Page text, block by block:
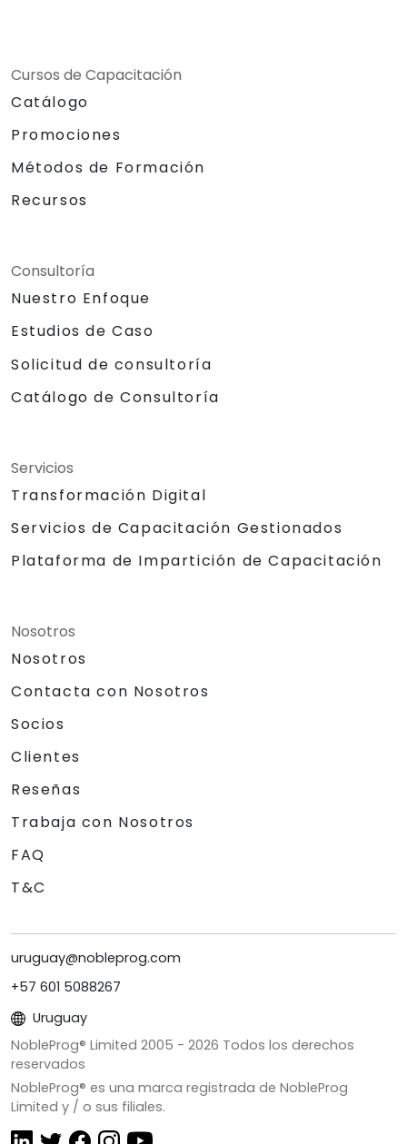
Cursos de Capacitación
Catálogo
Promociones
Métodos de Formación
Recursos
Consultoría
Nuestro Enfoque
Estudios de Caso
Solicitud de consultoría
Catálogo de Consultoría
Servicios
Transformación Digital
Servicios de Capacitación Gestionados
Plataforma de Impartición de Capacitación
Nosotros
Nosotros
Contacta con Nosotros
Socios
Clientes
Reseñas
Trabaja con Nosotros
FAQ
T&C
uruguay@nobleprog.com
+57 601 5088267
Uruguay
NobleProg® Limited 2005 - 2026 Todos los derechos
reservados
NobleProg® es una marca registrada de NobleProg
Limited y / o sus filiales.